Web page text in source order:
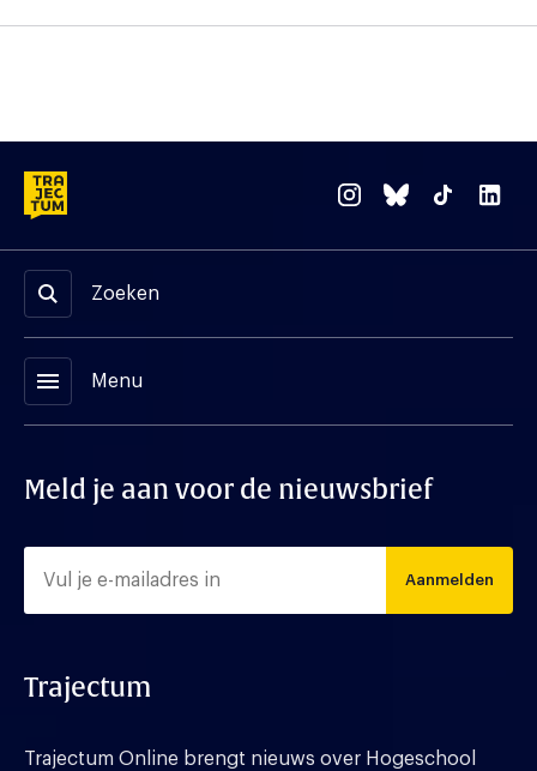
Zoeken
menu Menu
Meld je aan voor de nieuwsbrief
Aanmelden
Trajectum
Trajectum Online brengt nieuws over Hogeschool